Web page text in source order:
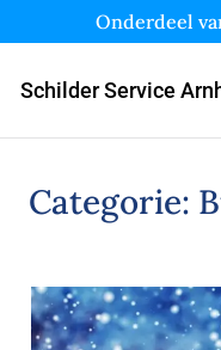
Onderdeel
Schilder Service
Categorie: